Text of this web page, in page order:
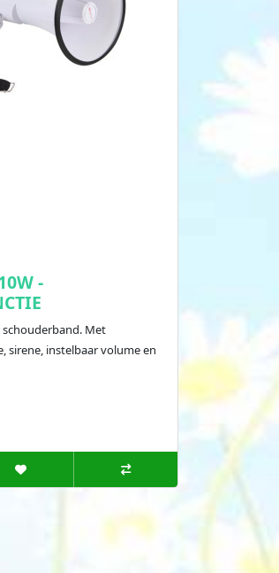
-
schouderband. Met
sirene, instelbaar volume en